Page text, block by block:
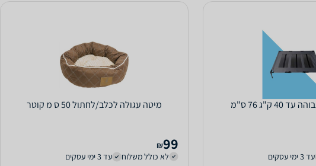
ק"ג 76 ס"מ
עד 3 ימי עסקים
מיטה עגולה לכלב/לחתול 50 ס מ קוטר
99
₪
לא כולל משלוח
עד 3 ימי עסקים